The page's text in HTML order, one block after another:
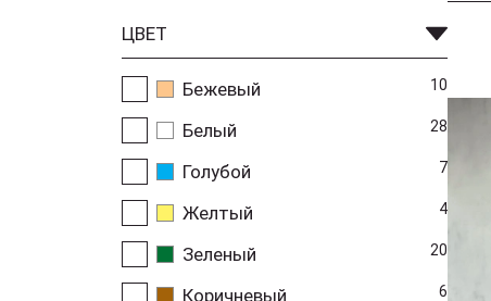
ЦВЕТ
Бежевый 10
Белый 28
Голубой 7
Желтый 4
Зеленый 20
Коричневый 6